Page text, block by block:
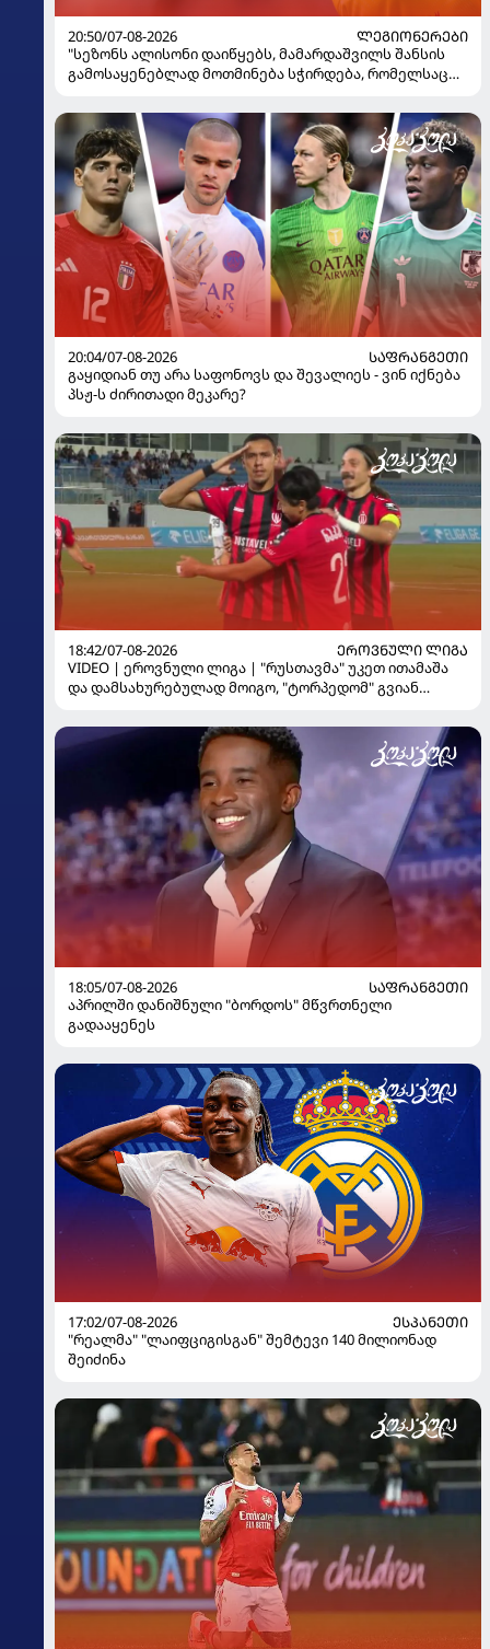
20:50/07-08-2026
ᲚᲔᲒᲘᲝᲜᲔᲠᲔᲑᲘ
"სეზონს ალისონი დაიწყებს, მამარდაშვილს შანსის
გამოსაყენებლად მოთმინება სჭირდება, რომელსაც
ყოფილმა მეკარემ
20:04/07-08-2026
ᲡᲐᲤᲠᲐᲜᲒᲔᲗᲘ
გაყიდიან თუ არა საფონოვს და შევალიეს - ვინ იქნება
პსჟ-ს ძირითადი მეკარე?
18:42/07-08-2026
ᲔᲠᲝᲕᲜᲣᲚᲘ ᲚᲘᲒᲐ
VIDEO | ეროვნული ლიგა | "რუსთავმა" უკეთ ითამაშა
და დამსახურებულად მოიგო, "ტორპედომ" გვიან
18:05/07-08-2026
ᲡᲐᲤᲠᲐᲜᲒᲔᲗᲘ
აპრილში დანიშნული "ბორდოს" მწვრთნელი
გადააყენეს
17:02/07-08-2026
ᲔᲡᲞᲐᲜᲔᲗᲘ
"რეალმა" "ლაიფციგისგან" შემტევი 140 მილიონად
შეიძინა